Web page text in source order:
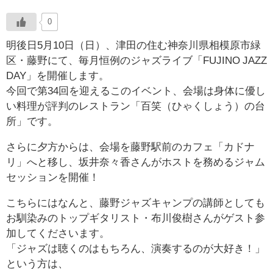
0
明後日5月10日（日）、津田の住む神奈川県相模原市緑
区・藤野にて、毎月恒例のジャズライブ「FUJINO JAZZ
DAY」を開催します。
今回で第34回を迎えるこのイベント、会場は身体に優し
い料理が評判のレストラン「百笑（ひゃくしょう）の台
所」です。
さらに夕方からは、会場を藤野駅前のカフェ「カドナ
リ」へと移し、坂井奈々香さんがホストを務めるジャム
セッションを開催！
こちらにはなんと、藤野ジャズキャンプの講師としても
お馴染みのトップギタリスト・布川俊樹さんがゲスト参
加してくださいます。
「ジャズは聴くのはもちろん、演奏するのが大好き！」
という方は、